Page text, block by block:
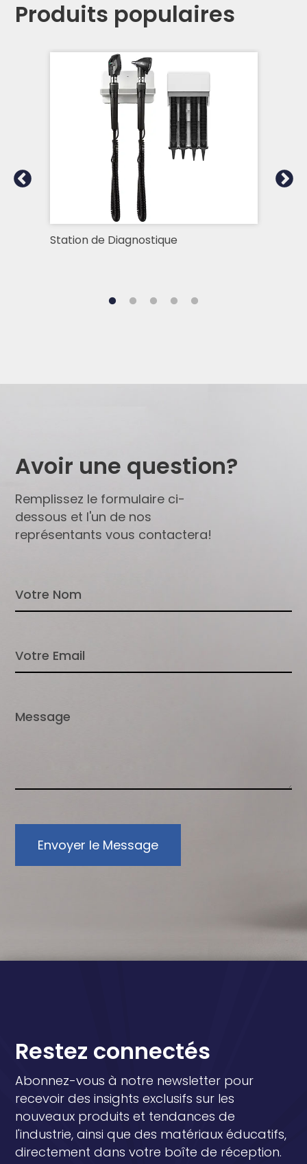
Produits populaires
Station de Diagnostique
Avoir une question?
Remplissez le formulaire ci-
dessous et l'un de nos
représentants vous contactera!
Envoyer le Message
Restez connectés
Abonnez-vous à notre newsletter pour
recevoir des insights exclusifs sur les
nouveaux produits et tendances de
l'industrie, ainsi que des matériaux éducatifs,
directement dans votre boîte de réception.